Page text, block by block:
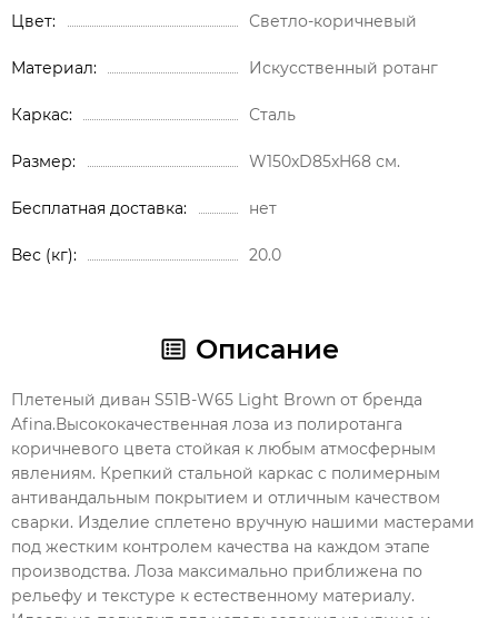
Цвет Светло-коричневый
Материал Искусственный ротанг
Каркас Сталь
Размер W150xD85xH68 см.
Бесплатная доставка нет
Вес (кг) 20.0
Описание
Плетеный диван S51B-W65 Light Brown от бренда
Afina.Высококачественная лоза из полиротанга
коричневого цвета стойкая к любым атмосферным
явлениям. Крепкий стальной каркас с полимерным
антивандальным покрытием и отличным качеством
сварки. Изделие сплетено вручную нашими мастерами
под жестким контролем качества на каждом этапе
производства. Лоза максимально приближена по
рельефу и текстуре к естественному материалу.